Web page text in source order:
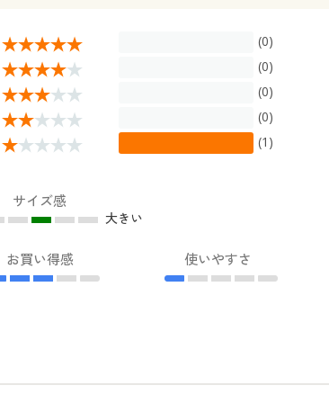
(0)
(0)
(0)
(0)
(1)
サイズ感
大きい
お買い得感 使いやすさ